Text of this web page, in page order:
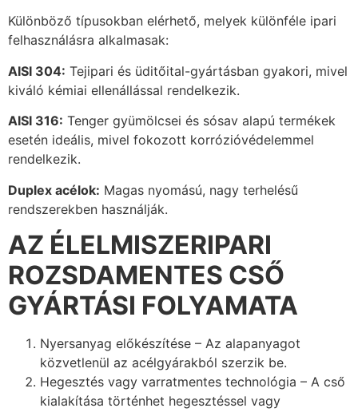
Különböző típusokban elérhető, melyek különféle ipari
felhasználásra alkalmasak:
AISI 304: Tejipari és üditőital-gyártásban gyakori, mivel
kiváló kémiai ellenállással rendelkezik.
AISI 316: Tenger gyümölcsei és sósav alapú termékek
esetén ideális, mivel fokozott korrózióvédelemmel
rendelkezik.
Duplex acélok: Magas nyomású, nagy terhelésű
rendszerekben használják.
AZ ÉLELMISZERIPARI
ROZSDAMENTES CSŐ
GYÁRTÁSI FOLYAMATA
Nyersanyag előkészítése – Az alapanyagot
közvetlenül az acélgyárakból szerzik be.
Hegesztés vagy varratmentes technológia – A cső
kialakítása történhet hegesztéssel vagy